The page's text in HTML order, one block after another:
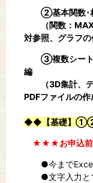
②基本関数･相
（関数：
対参照、グラフの
③複数シートの
編
（3D集計、デ
PDFファイルの作
◆◆ 【基礎
★★★お申込前
●今までExcel
●文字入力とマ